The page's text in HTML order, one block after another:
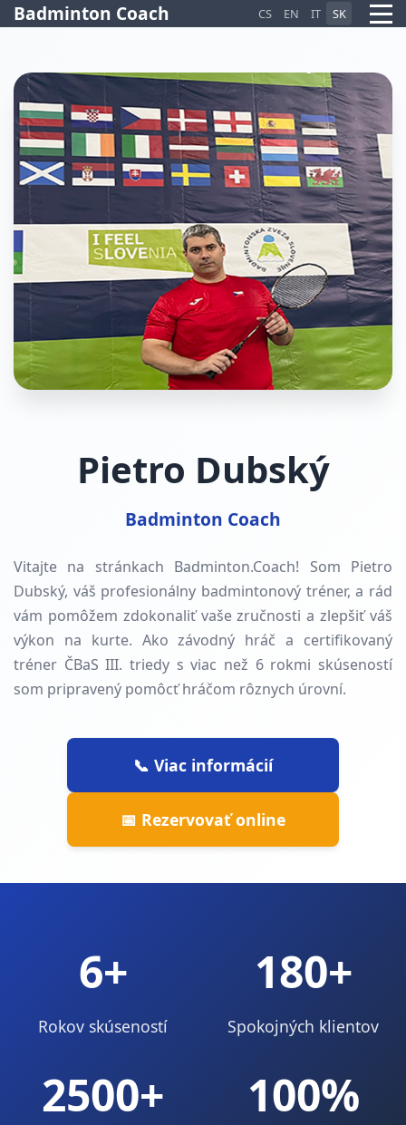
Badminton Coach CS EN IT SK
Pietro Dubský
Badminton Coach
Vitajte na stránkach Badminton.Coach! Som Pietro
Dubský, váš profesionálny badmintonový tréner, a rád
vám pomôžem zdokonaliť vaše zručnosti a zlepšiť váš
výkon na kurte. Ako závodný hráč a certifikovaný
tréner ČBaS III. triedy s viac než 6rokmi skúseností
som pripravený pomôcť hráčom rôznych úrovní.
📞 Viac informácií
📅 Rezervovať online
6+
Rokov skúseností
180+
Spokojných klientov
2500+ 100%
Pietro AI Asistent
Online